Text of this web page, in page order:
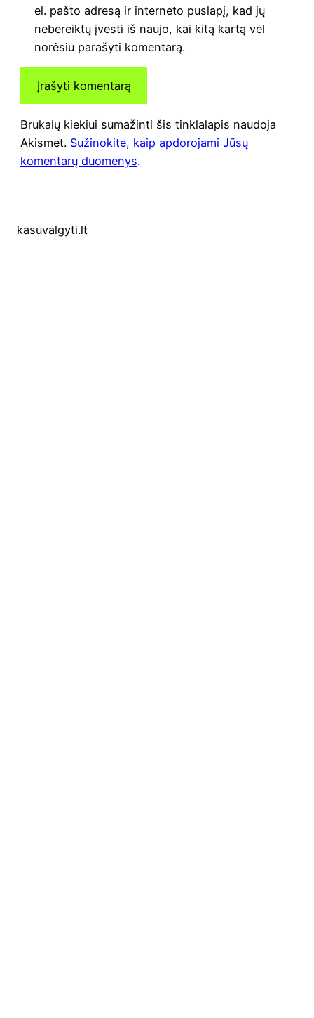
el. pašto adresą ir interneto puslapį, kad jų
nebereiktų įvesti iš naujo, kai kitą kartą vėl
norėsiu parašyti komentarą.
Brukalų kiekiui sumažinti šis tinklalapis naudoja
Akismet. Sužinokite, kaip apdorojami Jūsų
komentarų duomenys.
kasuvalgyti.lt